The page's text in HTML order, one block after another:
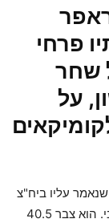
פרחי
שחר
על
עליו ביח"צ
שהוא בעל סגנון ייחודי, בוטה ולעיתים פרובוקטיבי. הוא צבר 40.5